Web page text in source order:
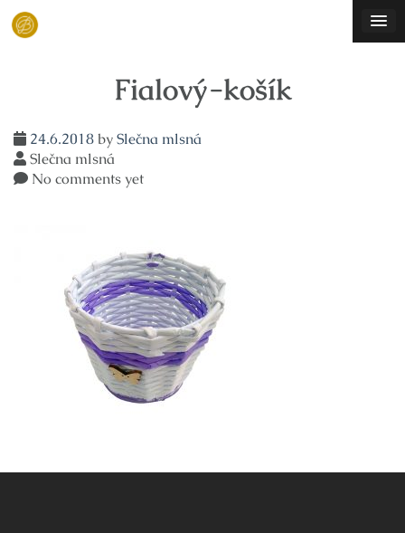
Skip
Fialový-košík
24.6.2018bySlečna mlsná
Slečna mlsná
No comments yet